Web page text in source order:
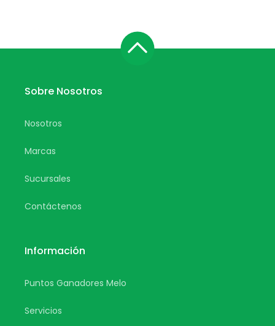
Sobre Nosotros
Nosotros
Marcas
Sucursales
Contáctenos
Información
Puntos Ganadores Melo
Servicios